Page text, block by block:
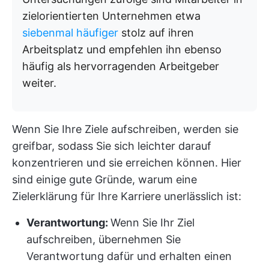
zielorientierten Unternehmen etwa
siebenmal häufiger stolz auf ihren
Arbeitsplatz und empfehlen ihn ebenso
häufig als hervorragenden Arbeitgeber
weiter.
Wenn Sie Ihre Ziele aufschreiben, werden sie
greifbar, sodass Sie sich leichter darauf
konzentrieren und sie erreichen können. Hier
sind einige gute Gründe, warum eine
Zielerklärung für Ihre Karriere unerlässlich ist:
Verantwortung: Wenn Sie Ihr Ziel
aufschreiben, übernehmen Sie
Verantwortung dafür und erhalten einen